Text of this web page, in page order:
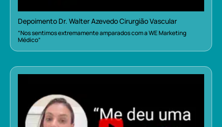
Depoimento Dr. Walter Azevedo Cirurgião Vascular
“Nos sentimos extremamente amparados com a WE Marketing
Médico”